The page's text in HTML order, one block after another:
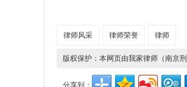
律师风采 律师荣誉 律师
版权保护：本网页由我家律师（南京
分享到：